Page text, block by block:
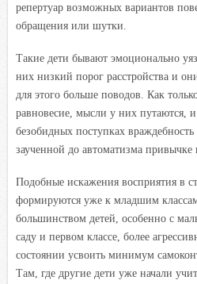
репертуар возможных вариантов
обращения или шутки.
Такие дети бывают эмоционально
них низкий порог расстройства и
для этого больше поводов. Как
равновесие, мысли у них путаются,
безобидных поступках
заученной до автоматизма привычке
Подобные искажения восприятия в
формируются уже к младшим
большинством детей, особенно с
саду и первом классе, более
состоянии усвоить минимум
Там, где другие дети уже начали